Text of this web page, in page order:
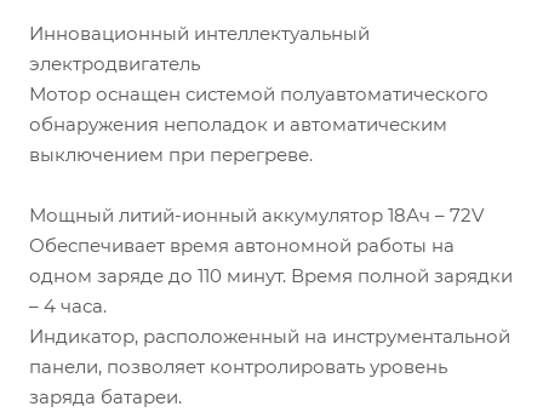
Инновационный интеллектуальный
электродвигатель
Мотор оснащен системой полуавтоматического
обнаружения неполадок и автоматическим
выключением при перегреве.
Мощный литий-ионный аккумулятор 18Ач – 72V
Обеспечивает время автономной работы на
одном заряде до 110 минут. Время полной зарядки
– 4 часа.
Индикатор, расположенный на инструментальной
панели, позволяет контролировать уровень
заряда батареи.